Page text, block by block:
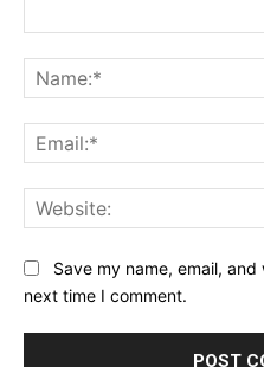
Save my name, email,
next time I comment.